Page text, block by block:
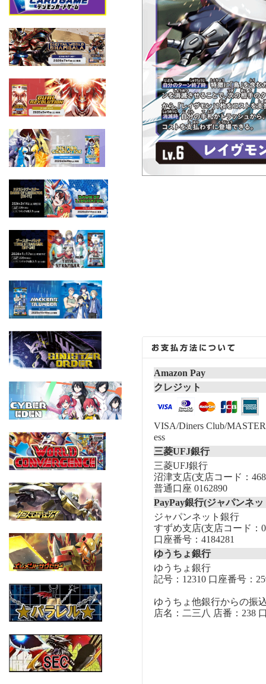
Amazon Pay
クレジット
VISA/Diners Club/
ess
三菱UFJ銀行
三菱UFJ銀行
沼津支店(支店コード：
普通口座 0162890
PayPay銀行(ジャパンネ
ジャパンネット銀行
すずめ支店(支店コード：
口座番号：4184281
ゆうちょ銀行
ゆうちょ銀行
記号：12310 口座番号：
ゆうちょ他銀行からの振
店名：二三八 店番：238